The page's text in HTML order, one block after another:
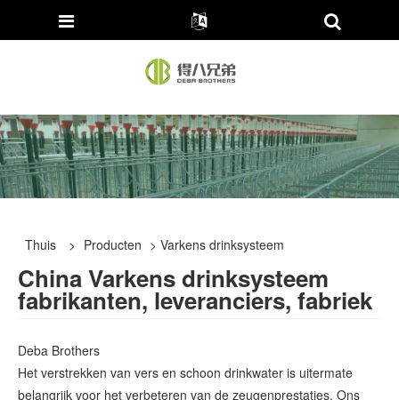
Thuis > Producten > Varkens drinksysteem
China Varkens drinksysteem
fabrikanten, leveranciers, fabriek
Deba Brothers
Het verstrekken van vers en schoon drinkwater is uitermate
belangrijk voor het verbeteren van de zeugenprestaties. Ons